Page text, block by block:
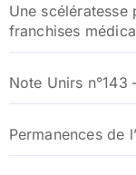
Une
franchises
Note Unirs n°143
Permanences de